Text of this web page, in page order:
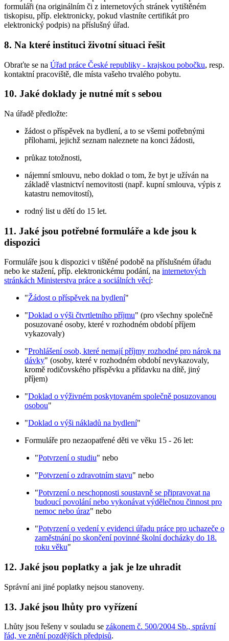
formuláři (na originálním či z internetových stránek vytištěném
tiskopisu, příp. elektronicky, pokud vlastníte certifikát pro
elektronický podpis) na příslušný úřad.
8. Na které instituci životní situaci řešit
Obraťte se na Úřad práce České republiky - krajskou pobočku, resp.
kontaktní pracoviště, dle místa vašeho trvalého pobytu.
10. Jaké doklady je nutné mít s sebou
Na úřadě předložte:
žádost o příspěvek na bydlení, a to se všemi potřebnými
přílohami, jejichž seznam naleznete na konci žádosti,
průkaz totožnosti,
nájemní smlouvu, nebo doklad o tom, že byt je užíván na
základě vlastnictví nemovitosti (např. kupní smlouva, výpis z
katastru nemovitostí),
rodný list u dětí do 15 let.
11. Jaké jsou potřebné formuláře a kde jsou k
dispozici
Formuláře jsou k dispozici v tištěné podobě na příslušném úřadu
nebo ke stažení, příp. elektronickému podání, na internetových
stránkách Ministerstva práce a sociálních věcí:
"Žádost o příspěvek na bydlení"
"Doklad o výši čtvrtletního příjmu" (pro všechny společně
posuzované osoby, které v rozhodném období příjem
vykazovaly)
"Prohlášení osob, které nemají příjmy rozhodné pro nárok na
dávky" (osoby, které v rozhodném období nevykazovaly,
kromě rodičovského příspěvku a přídavku na dítě, jiný
příjem)
"Doklad o výživném poskytovaném společně posuzovanou
osobou"
"Doklad o výši nákladů na bydlení"
Formuláře pro nezaopatřené děti ve věku 15 - 26 let:
"Potvrzení o studiu" nebo
"Potvrzení o zdravotním stavu" nebo
"Potvrzení o neschopnosti soustavně se připravovat na
budoucí povolání nebo vykonávat výdělečnou činnost pro
nemoc nebo úraz" nebo
"Potvrzení o vedení v evidenci úřadu práce pro uchazeče o
zaměstnání po skončení povinné školní docházky do 18.
roku věku"
12. Jaké jsou poplatky a jak je lze uhradit
Správní ani jiné poplatky nejsou stanoveny.
13. Jaké jsou lhůty pro vyřízení
Lhůty jsou řešeny v souladu se zákonem č. 500/2004 Sb., správní
řád, ve znění pozdějších předpisů.